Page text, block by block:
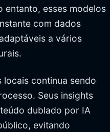
entanto, esses modelos
com dados
a vários
continua sendo
Seus insights
dublado por IA
evitando